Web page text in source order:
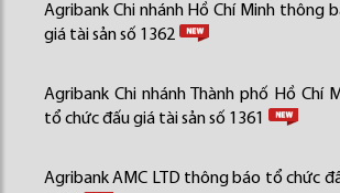
Agribank Chi nhánh Hồ Chí Minh thông
giá tài sản số 1362
Agribank Chi nhánh Thành phố Hồ Chí
tổ chức đấu giá tài sản số 1361
Agribank AMC LTD thông báo tổ chức